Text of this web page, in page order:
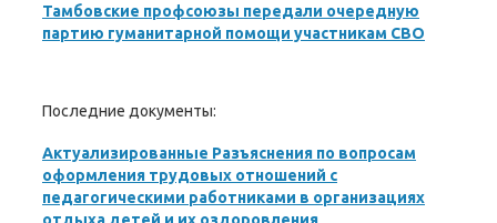
Тамбовские профсоюзы передали очередную
партию гуманитарной помощи участникам СВО
Последние документы:
Актуализированные Разъяснения по вопросам
оформления трудовых отношений с
педагогическими работниками в организациях